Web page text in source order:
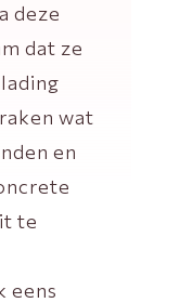
deze
dat ze
wat
en
te
eens